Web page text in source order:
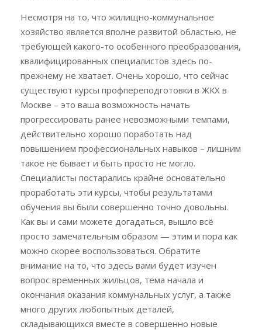
Несмотря на то, что жилищно-коммунальное
хозяйство является вполне развитой областью, не
требующей какого-то особенного преобразования,
квалифицированных специалистов здесь по-
прежнему не хватает. Очень хорошо, что сейчас
существуют курсы профпереподготовки в ЖКХ в
Москве – это ваша возможность начать
прогрессировать ранее невозможными темпами,
действительно хорошо поработать над
повышением профессиональных навыков – лишним
такое не бывает и быть просто не могло.
Специалисты постарались крайне основательно
проработать эти курсы, чтобы результатами
обучения вы были совершенно точно довольны.
Как вы и сами можете догадаться, вышло всё
просто замечательным образом — этим и пора как
можно скорее воспользоваться. Обратите
внимание на то, что здесь вами будет изучен
вопрос временных жильцов, тема начала и
окончания оказания коммунальных услуг, а также
много других любопытных деталей,
складывающихся вместе в совершенно новые